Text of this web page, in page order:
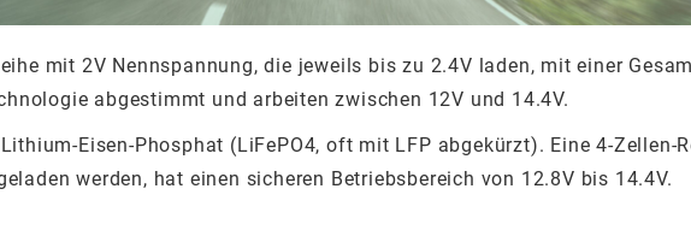
mit 2V Nennspannung, die jeweils bis zu 2.4V laden, mit einer
abgestimmt und arbeiten zwischen 12V und 14.4V.
Eisen-Phosphat (LiFePO4, oft mit LFP abgekürzt). Eine 4-Zellen-
werden, hat einen sicheren Betriebsbereich von 12.8V bis 14.4V.